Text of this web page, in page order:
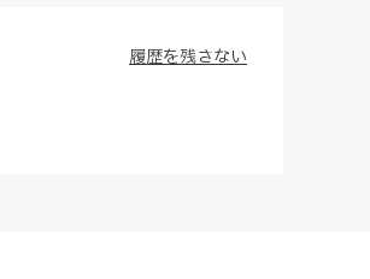
履歴を残さない